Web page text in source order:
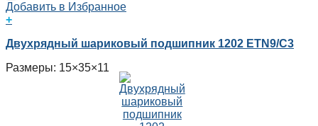
Добавить в Избранное
+
Двухрядный шариковый подшипник 1202 ETN9/C3
Размеры: 15×35×11